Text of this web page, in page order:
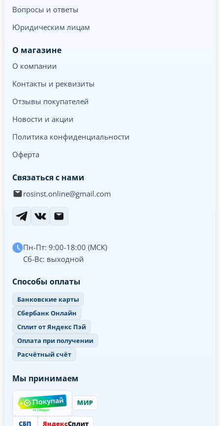
Вопросы и ответы
Юридическим лицам
О магазине
О компании
Контакты и реквизиты
Отзывы покупателей
Новости и акции
Политика конфиденциальности
Оферта
Связаться с нами
rosinst.online@gmail.com
Пн-Пт: 9:00-18:00 (МСК)
Сб-Вс: выходной
Способы оплаты
Банковские карты
Сбербанк Онлайн
Сплит от Яндекс Пэй
Оплата при получении
Расчётный счёт
Мы принимаем
МИР
СБП ЯндексСплит